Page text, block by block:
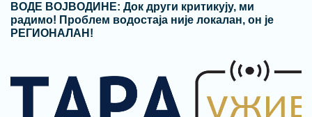
ВОДЕ ВОЈВОДИНЕ: Док други критикују, ми
радимо! Проблем водостаја није локалан, он је
РЕГИОНАЛАН!